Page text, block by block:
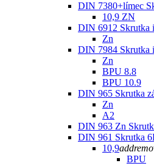
DIN 7380+límec
10,9 ZN
DIN 6912 Skrutka
Zn
DIN 7984 Skrutka
Zn
BPU 8.8
BPU 10.9
DIN 965 Skrutka
Zn
A2
DIN 963 Zn
DIN 961 Skrutka
10,9add
BPU